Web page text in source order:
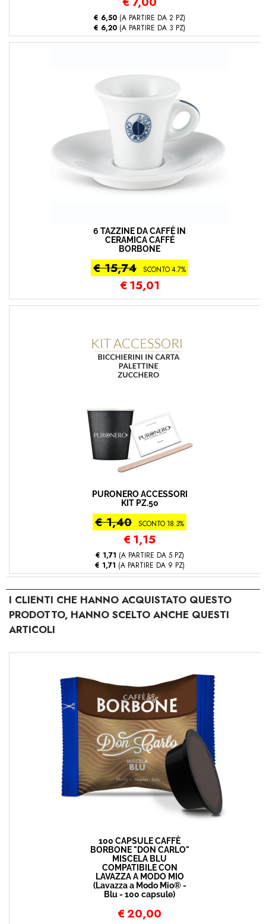
€ 6,50 (A PARTIRE DA 2 PZ)
€ 6,20 (A PARTIRE DA 3 PZ)
6 TAZZINE DA CAFFÈ IN
CERAMICA CAFFÉ
BORBONE
€ 15,74 SCONTO 4.7%
€ 15,01
PURONERO ACCESSORI
KIT PZ.50
€ 1,40 SCONTO 18.3%
€ 1,15
€ 1,71 (A PARTIRE DA 5 PZ)
€ 1,71 (A PARTIRE DA 9 PZ)
I CLIENTI CHE HANNO ACQUISTATO QUESTO
PRODOTTO, HANNO SCELTO ANCHE QUESTI
ARTICOLI
100 CAPSULE CAFFÈ
BORBONE "DON CARLO"
MISCELA BLU
COMPATIBILE CON
LAVAZZA A MODO MIO
(Lavazza a Modo Mio® -
Blu - 100 capsule)
€20,00